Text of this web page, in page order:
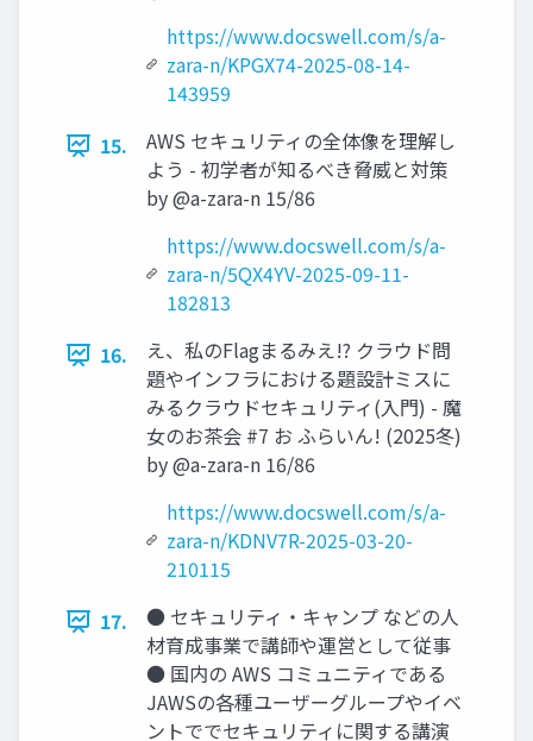
https://www.docswell.com/s/a-
zara-n/KPGX74-2025-08-14-
143959
15.
AWS セキュリティの全体像を理解し
よう - 初学者が知るべき脅威と対策
by @a-zara-n 15/86
https://www.docswell.com/s/a-
zara-n/5QX4YV-2025-09-11-
182813
16.
え、私のFlagまるみえ!? クラウド問
題やインフラにおける題設計ミスに
みるクラウドセキュリティ(入門) - 魔
女のお茶会 #7 お ふらいん! (2025冬)
by @a-zara-n 16/86
https://www.docswell.com/s/a-
zara-n/KDNV7R-2025-03-20-
210115
17.
● セキュリティ・キャンプ などの人
材育成事業で講師や運営として従事
● 国内の AWS コミュニティである
JAWSの各種ユーザーグループやイベ
ントででセキュリティに関する講演